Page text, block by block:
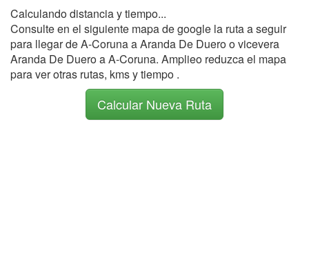
Calculando distancia y tiempo...
Consulte en el siguiente mapa de google la ruta a seguir
para llegar de A-Coruna a Aranda De Duero o vicevera
Aranda De Duero a A-Coruna. Amplieo reduzca el mapa
para ver otras rutas, kms y tiempo .
Calcular Nueva Ruta